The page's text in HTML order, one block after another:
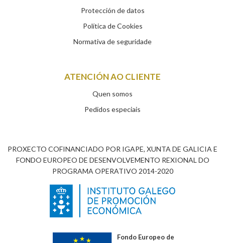
Protección de datos
Política de Cookies
Normativa de seguridade
ATENCIÓN AO CLIENTE
Quen somos
Pedidos especiais
PROXECTO COFINANCIADO POR IGAPE, XUNTA DE GALICIA E
FONDO EUROPEO DE DESENVOLVEMENTO REXIONAL DO
PROGRAMA OPERATIVO 2014-2020
Fondo Europeo de